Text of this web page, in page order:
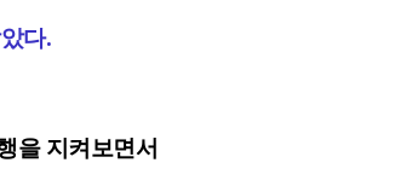
다.
을 지켜보면서